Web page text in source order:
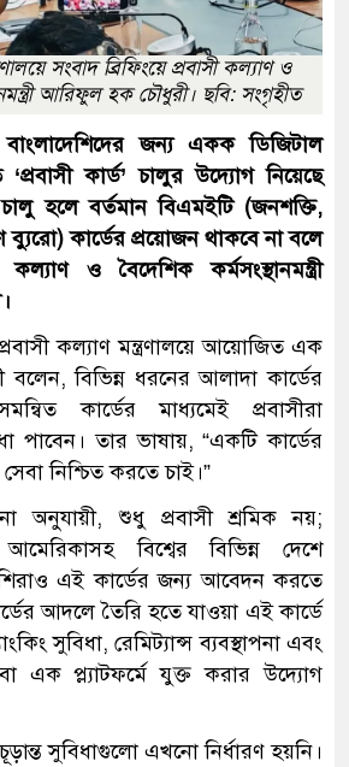
সংবাদ ব্রিফিংয়ে প্রবাসী কল্যাণ ও
আরিফুল হক চৌধুরী। ছবি: সংগৃহীত
বাংলাদেশিদের জন্য একক ডিজিটাল
কার্ড’ চালুর উদ্যোগ নিয়েছে
হলে বর্তমান বিএমইটি (জনশক্তি,
ব্যুরো) কার্ডের প্রয়োজন থাকবে না বলে
কল্যাণ ও বৈদেশিক কর্মসংস্থানমন্ত্রী
কল্যাণ মন্ত্রণালয়ে আয়োজিত এক
বলেন, বিভিন্ন ধরনের আলাদা কার্ডের
কার্ডের মাধ্যমেই প্রবাসীরা
পাবেন। তার ভাষায়, “একটি কার্ডের
নিশ্চিত করতে চাই।”
অনুযায়ী, শুধু প্রবাসী শ্রমিক নয়;
বিশ্বের বিভিন্ন দেশে
এই কার্ডের জন্য আবেদন করতে
আদলে তৈরি হতে যাওয়া এই কার্ডে
সুবিধা, রেমিট্যান্স ব্যবস্থাপনা এবং
এক প্ল্যাটফর্মে যুক্ত করার উদ্যোগ
চূড়ান্ত সুবিধাগুলো এখনো নির্ধারণ হয়নি।